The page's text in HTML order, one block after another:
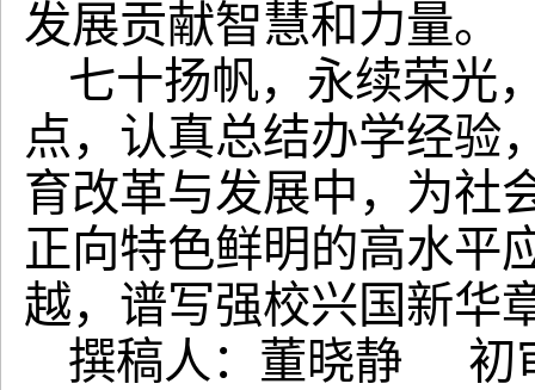
发展贡献智慧和力量。
七十扬帆，永续荣光
点，认真总结办学经验
育改革与发展中，为社
正向特色鲜明的高水平
越，谱写强校兴国新华
撰稿人：